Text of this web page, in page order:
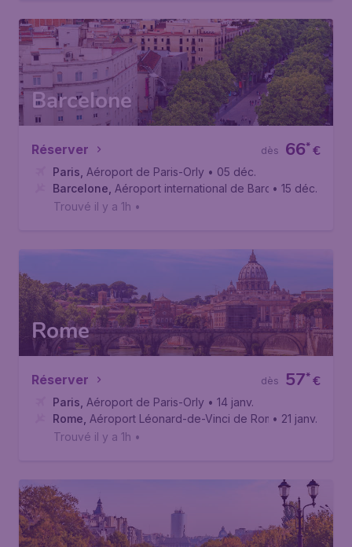
Barcelone
Réserver €
66*
dès
Paris Aéroport de Paris-Orly • 05 déc.
Barcelone Aéroport international de Barcelone-El Prat
• 15 déc.
Trouvé il y a 1h •
Rome
Réserver €
57*
dès
Paris Aéroport de Paris-Orly • 14 janv.
Rome Aéroport Léonard-de-Vinci de Rome Fiumicino
• 21 janv.
Trouvé il y a 1h •